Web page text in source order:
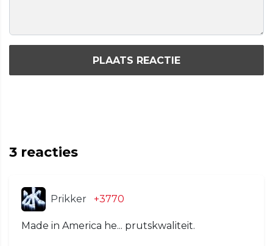
PLAATS REACTIE
3 reacties
Prikker +3770
Made in America he... prutskwaliteit.